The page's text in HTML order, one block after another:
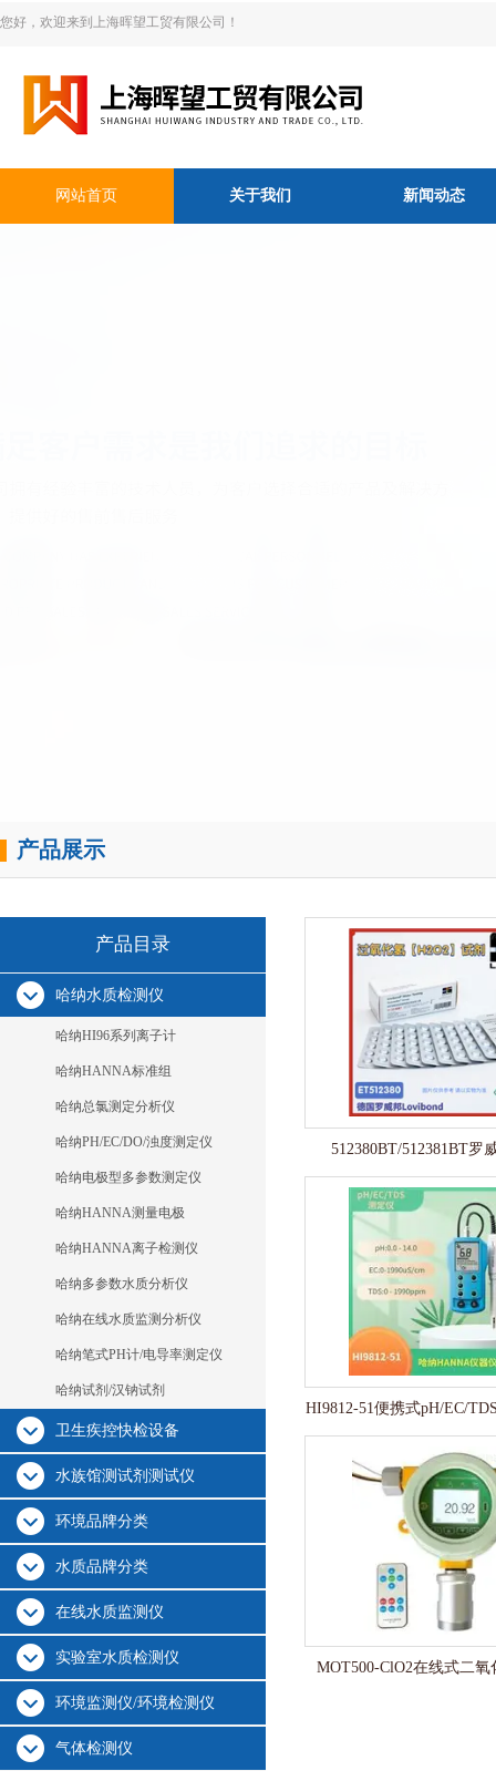
您好，欢迎来到上海晖望工贸有限公司！
网站首页 关于我们 新闻动态
产品展示
产品目录
哈纳水质检测仪
哈纳HI96系列离子计
哈纳HANNA标准组
哈纳总氯测定分析仪
哈纳PH/EC/DO/浊度测定仪
哈纳电极型多参数测定仪
哈纳HANNA测量电极
哈纳HANNA离子检测仪
哈纳多参数水质分析仪
哈纳在线水质监测分析仪
哈纳笔式PH计/电导率测定仪
哈纳试剂/汉钠试剂
卫生疾控快检设备
水族馆测试剂测试仪
环境品牌分类
水质品牌分类
在线水质监测仪
实验室水质检测仪
环境监测仪/环境检测仪
气体检测仪
512380BT/512381BT罗
HI9812-51便携式pH/EC/
MOT500-ClO2在线式二